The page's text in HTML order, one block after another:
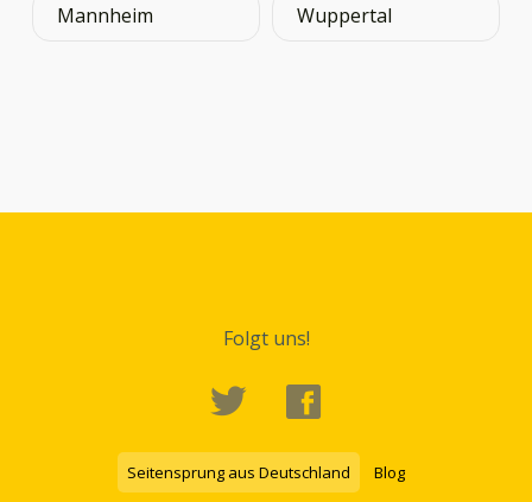
Mannheim Wuppertal
Folgt uns!
Seitensprung aus Deutschland
Blog